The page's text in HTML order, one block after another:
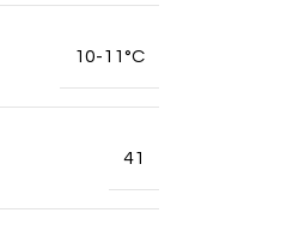
10-11°C
41